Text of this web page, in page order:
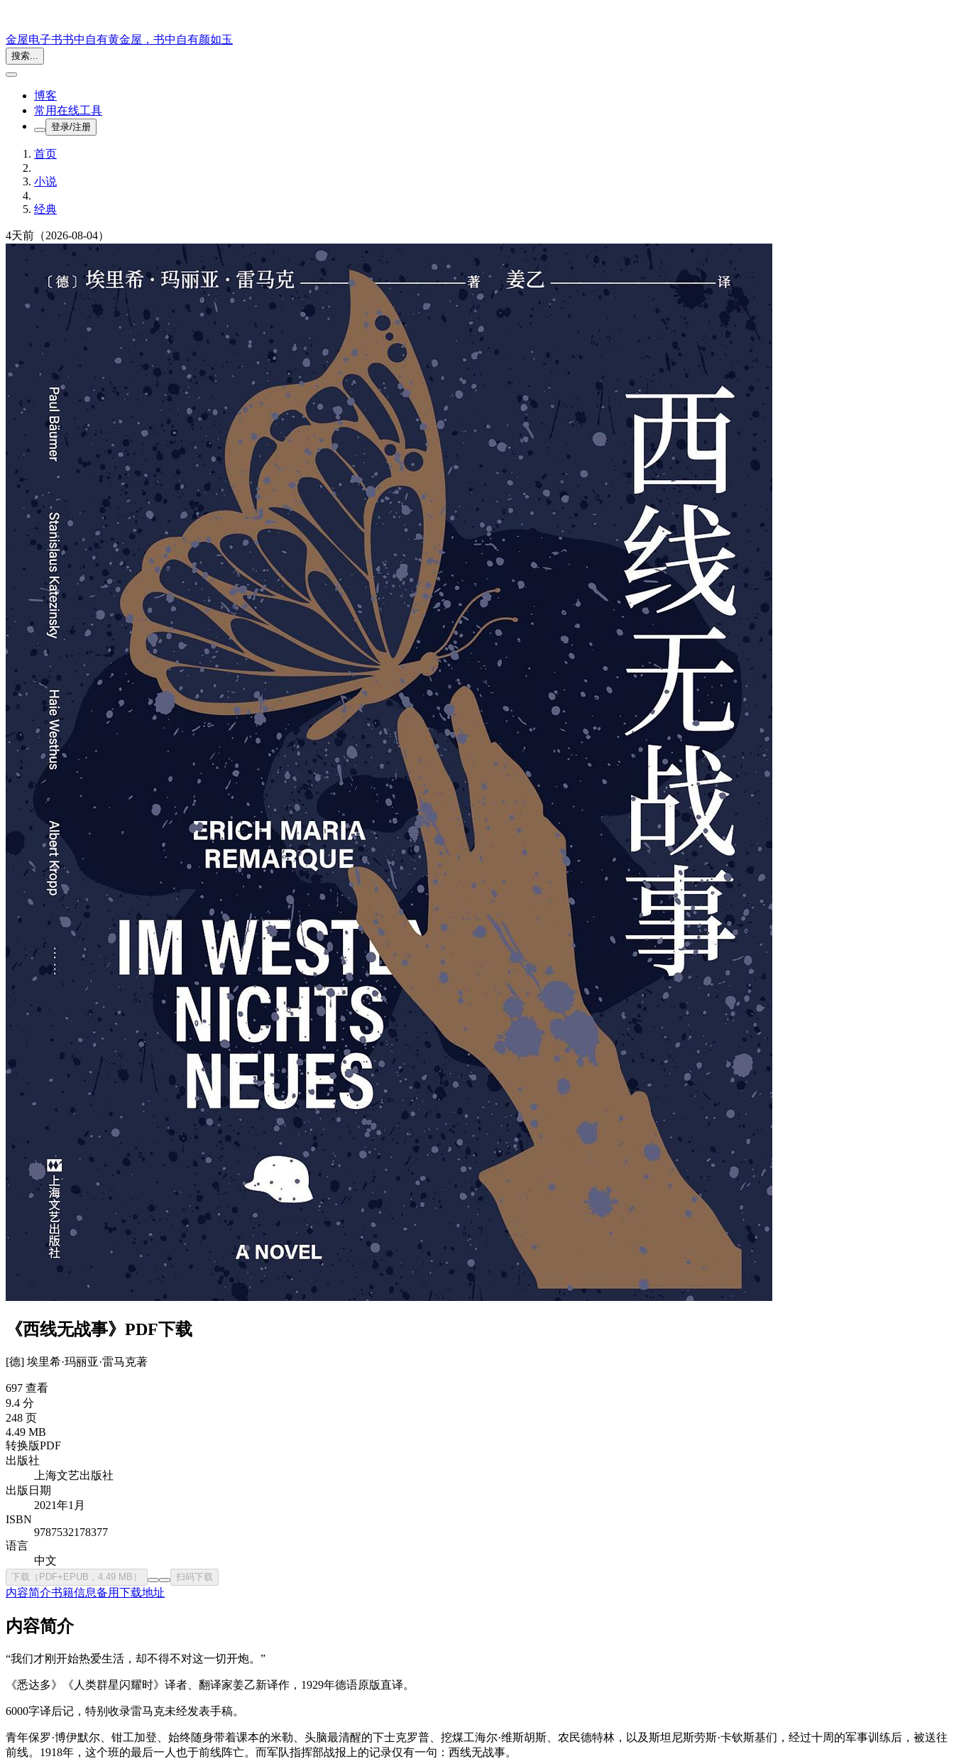
金屋电子书书中自有黄金屋，书中自有颜如玉
搜索...
博客
常用在线工具
登录/注册
首页
小说
经典
4天前 （2026-08-04）
《西线无战事》PDF下载
[德] 埃里希·玛丽亚·雷马克著
697 查看
9.4 分
248 页
4.49 MB
转换版PDF
出版社
上海文艺出版社
出版日期
2021年1月
ISBN
9787532178377
语言
中文
下载（PDF+EPUB，4.49 MB） 扫码下载
内容简介书籍信息备用下载地址
内容简介
“我们才刚开始热爱生活，却不得不对这一切开炮。”
《悉达多》《人类群星闪耀时》译者、翻译家姜乙新译作，1929年德语原版直译。
6000字译后记，特别收录雷马克未经发表手稿。
青年保罗·博伊默尔、钳工加登、始终随身带着课本的米勒、头脑最清醒的下士克罗普、挖煤工海尔·维斯胡斯、农民德特林，以及斯坦尼斯劳斯·卡钦斯基们，经过十周的军事训练后，被送往
前线。1918年，这个班的最后一人也于前线阵亡。而军队指挥部战报上的记录仅有一句：西线无战事。